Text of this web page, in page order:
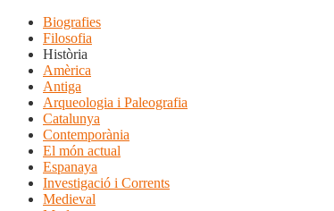
Biografies
Filosofia
Història
Amèrica
Antiga
Arqueologia i Paleografia
Catalunya
Contemporània
El món actual
Espanaya
Investigació i Corrents
Medieval